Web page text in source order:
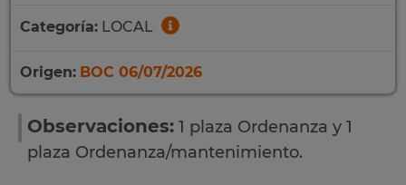
Categoría: LOCAL
Origen: BOC 06/07/2026
Observaciones: 1 plaza Ordenanza y 1
plaza Ordenanza/mantenimiento.